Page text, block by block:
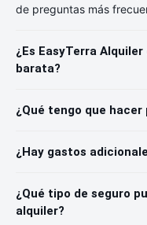
de preguntas más
¿Es EasyTerra
barata?
¿Qué tengo que
¿Hay gastos
¿Qué tipo de seguro
alquiler?